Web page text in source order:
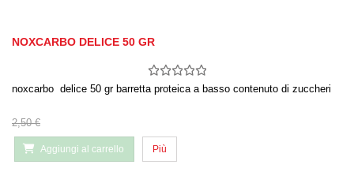
NOXCARBO DELICE 50 GR
noxcarbo delice 50 gr barretta proteica a basso contenuto di zuccheri
2,50 €
Aggiungi al carrello Più